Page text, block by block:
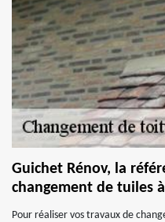
Guichet Rénov, la
changement de tuiles
Pour réaliser vos travaux de